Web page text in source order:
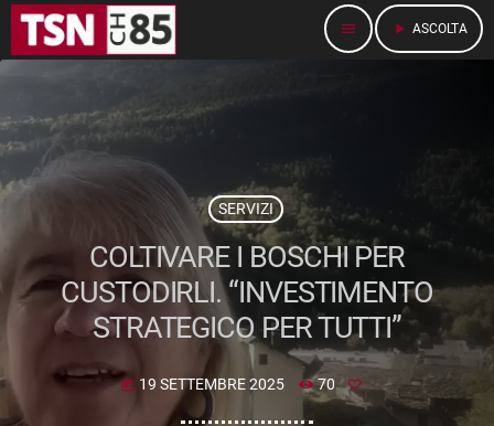
menu play_arrow ASCOLTA
SERVIZI
COLTIVARE I BOSCHI PER
CUSTODIRLI. “INVESTIMENTO
STRATEGICO PER TUTTI”
today 19 SETTEMBRE 2025 70